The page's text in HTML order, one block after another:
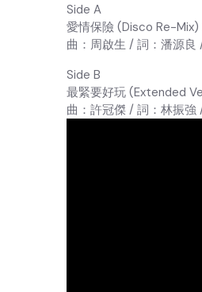
Side A
愛情保險 (Disco Re-Mix)
曲：周啟生 / 詞：潘源良
Side B
最緊要好玩 (Extended
曲：許冠傑 / 詞：林振強